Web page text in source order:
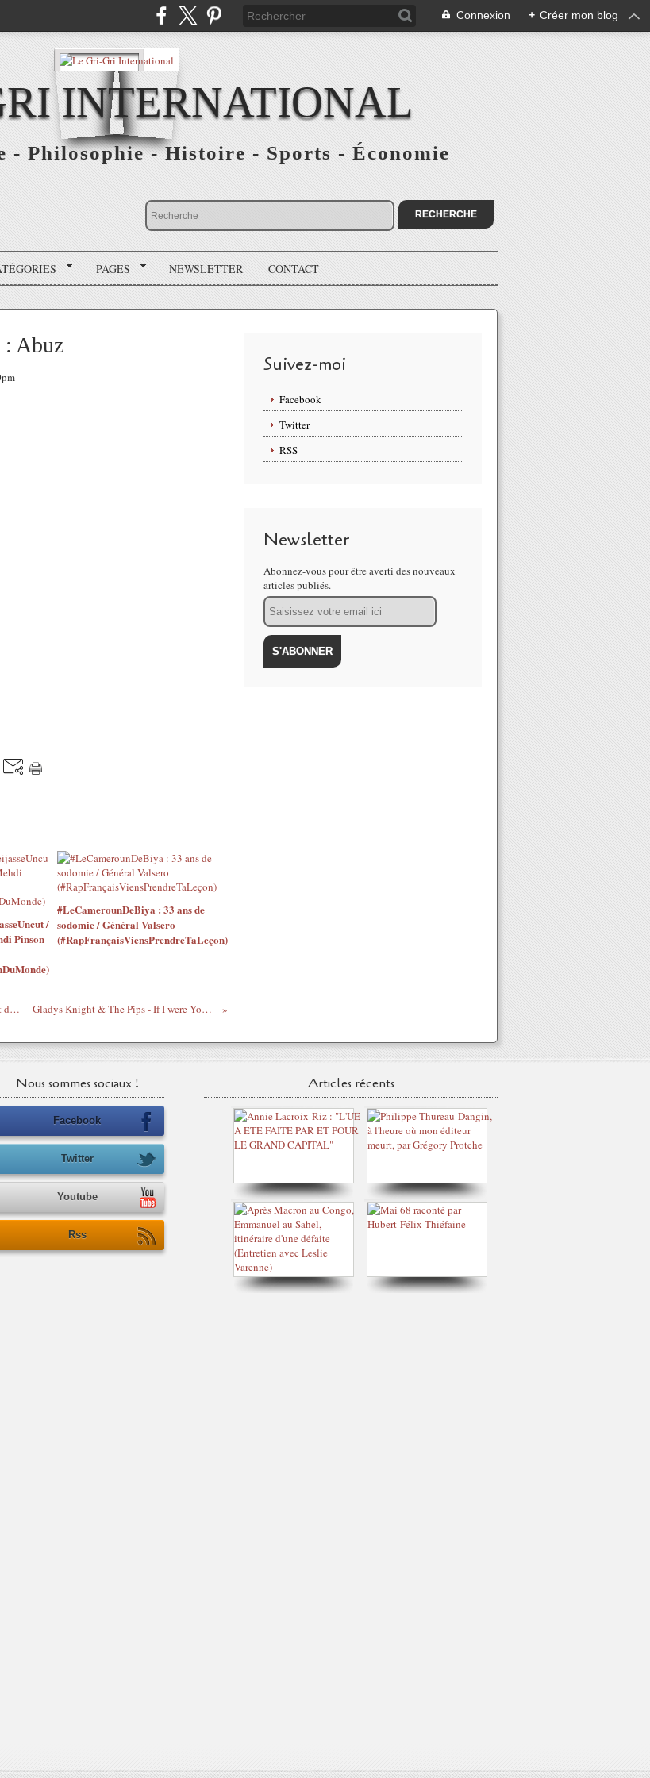
Connexion + Créer mon blog
INTERNATIONAL
Philosophie - Histoire - Sports - Économie
PAGES NEWSLETTER CONTACT
: Abuz
/
Pinson
#LeCamerounDeBiya : 33 ans de
sodomie / Général Valsero
(#RapFrançaisViensPrendreTaLeçon)
Côte d'Ivoire - Malick Noël Seck à propos des médias et du Franc CFA Gladys Knight & The Pips - If I were Your Woman
Suivez-moi
Facebook
Twitter
RSS
Newsletter
Abonnez-vous pour être averti des nouveaux
articles publiés.
Email
Nous sommes sociaux !
Facebook
Twitter
Youtube
Rss
Articles récents